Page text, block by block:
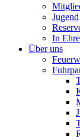
Jugend
In
Über uns